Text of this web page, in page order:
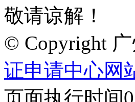
敬请谅解！
© Copyright
证申请中心网